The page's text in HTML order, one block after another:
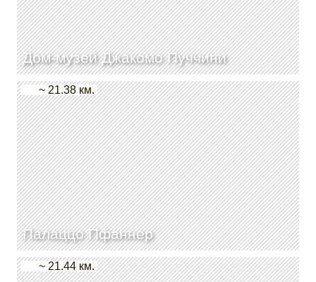
Дом-музей Джакомо Пуччини
Палаццо Пфаннер
~ 21.38 км.
~ 21.44 км.